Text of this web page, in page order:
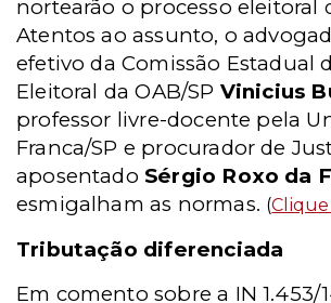
nortearão o processo eleitoral
Atentos ao assunto, o
efetivo da Comissão Estadual
Eleitoral da OAB/SP Vinicius
professor livre-docente pela
Franca/SP e procurador de
aposentadoSérgio Roxo da
esmigalham as normas. (
Tributação diferenciada
Em comento sobre a IN 1.453/